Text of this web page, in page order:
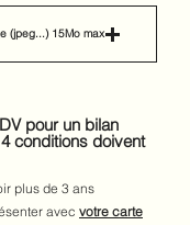
(jpeg...) 15Mo max
pour un bilan
conditions doivent
plus de 3 ans
avec votre carte